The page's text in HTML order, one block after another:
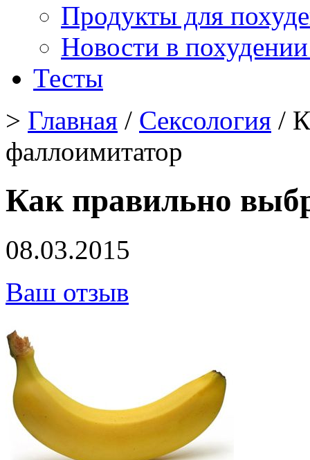
Продукты для
Новости в
Тесты
> Главная / Сексология /
фаллоимитатор
Как правильно
08.03.2015
Ваш отзыв